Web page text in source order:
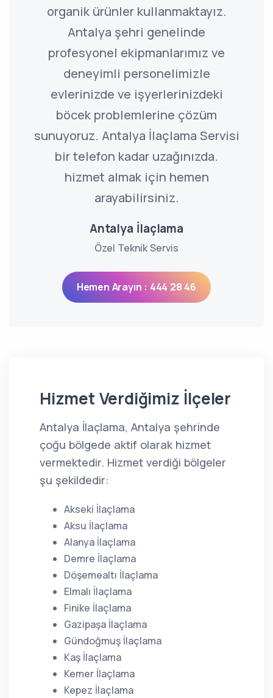
organik ürünler kullanmaktayız.
Antalya şehri genelinde
profesyonel ekipmanlarımız ve
deneyimli personelimizle
evlerinizde ve işyerlerinizdeki
böcek problemlerine çözüm
sunuyoruz. Antalya İlaçlama Servisi
bir telefon kadar uzağınızda.
hizmet almak için hemen
arayabilirsiniz.
Antalya İlaçlama
Özel Teknik Servis
Hemen Arayın : 444 28 46
Hizmet Verdiğimiz İlçeler
Antalya İlaçlama, Antalya şehrinde
çoğu bölgede aktif olarak hizmet
vermektedir. Hizmet verdiği bölgeler
şu şekildedir:
Akseki İlaçlama
Aksu İlaçlama
Alanya İlaçlama
Demre İlaçlama
Döşemealtı İlaçlama
Elmalı İlaçlama
Finike İlaçlama
Gazipaşa İlaçlama
Gündoğmuş İlaçlama
Kaş İlaçlama
Kemer İlaçlama
Kepez İlaçlama